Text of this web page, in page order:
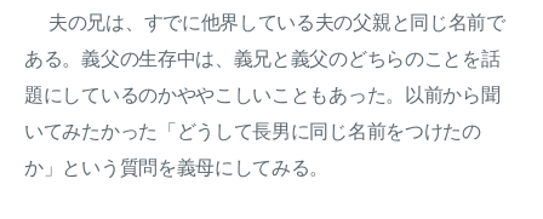
夫の兄は、すでに他界している夫の父親と同じ名前で
ある。義父の生存中は、義兄と義父のどちらのことを話
題にしているのかややこしいこともあった。以前から聞
いてみたかった「どうして長男に同じ名前をつけたの
か」という質問を義母にしてみる。